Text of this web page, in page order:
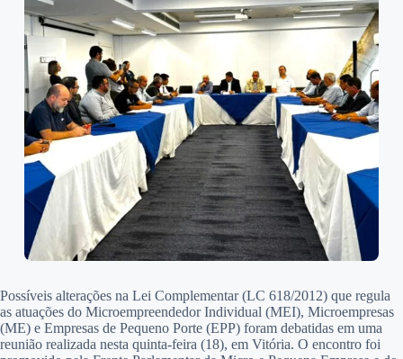
Possíveis alterações na Lei Complementar (LC 618/2012) que regula
as atuações do Microempreendedor Individual (MEI), Microempresas
(ME) e Empresas de Pequeno Porte (EPP) foram debatidas em uma
reunião realizada nesta quinta-feira (18), em Vitória. O encontro foi